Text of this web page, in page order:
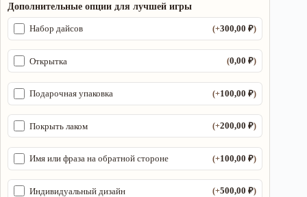
Дополнительные опции для лучшей игры
Набор дайсов (+300,00₽)
Открытка (0,00₽)
Подарочная упаковка (+100,00₽)
Покрыть лаком (+200,00₽)
Имя или фраза на обратной стороне (+100,00₽)
Индивидуальный дизайн (+500,00₽)